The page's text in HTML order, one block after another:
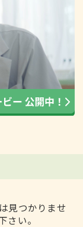
見つかりませ
さい。